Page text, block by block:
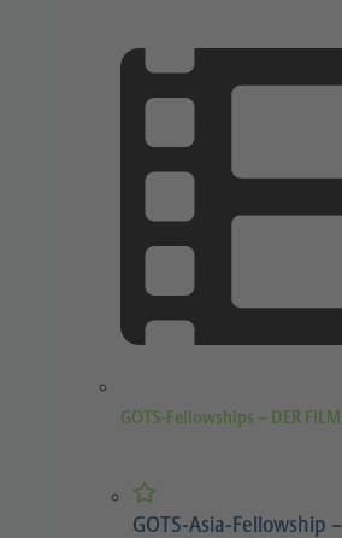
GOTS-Fellowships – DER FILM
GOTS-Asia-Fellowship